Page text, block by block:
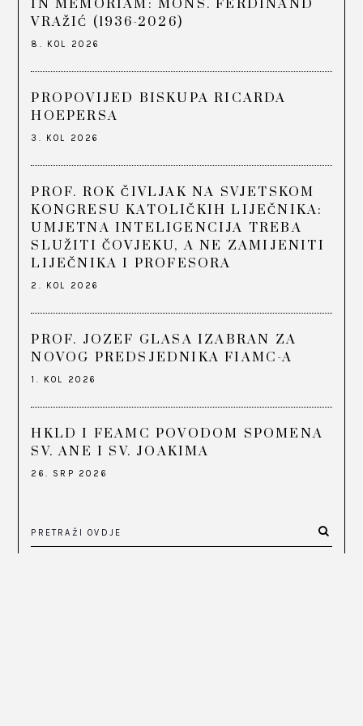
IN MEMORIAM: MONS. FERDINAND
VRAŽIĆ (1936-2026)
8. KOL 2026
PROPOVIJED BISKUPA RICARDA
HOEPERSA
3. KOL 2026
PROF. ROK ČIVLJAK NA SVJETSKOM
KONGRESU KATOLIČKIH LIJEČNIKA:
UMJETNA INTELIGENCIJA TREBA
SLUŽITI ČOVJEKU, A NE ZAMIJENITI
LIJEČNIKA I PROFESORA
2. KOL 2026
PROF. JOZEF GLASA IZABRAN ZA
NOVOG PREDSJEDNIKA FIAMC-A
1. KOL 2026
HKLD I FEAMC POVODOM SPOMENA
SV. ANE I SV. JOAKIMA
26. SRP 2026